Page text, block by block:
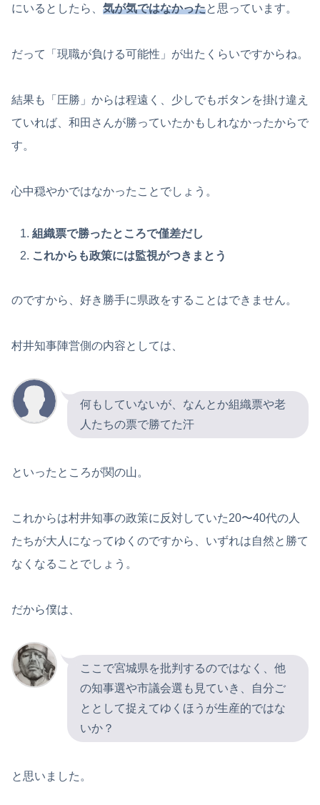
にいるとしたら、 気が気ではなかったと思っています。
だって「現職が負ける可能性」が出たくらいですからね。
結果も「圧勝」からは程遠く、少しでもボタンを掛け違え
ていれば、和田さんが勝っていたかもしれなかったからで
す。
心中穏やかではなかったことでしょう。
組織票で勝ったところで僅差だし
これからも政策には監視がつきまとう
のですから、好き勝手に県政をすることはできません。
村井知事陣営側の内容としては、
何もしていないが、なんとか組織票や老
人たちの票で勝てた汗
といったところが関の山。
これからは村井知事の政策に反対していた20〜40代の人
たちが大人になってゆくのですから、いずれは自然と勝て
なくなることでしょう。
だから僕は、
ここで宮城県を批判するのではなく、他
の知事選や市議会選も見ていき、自分ご
ととして捉えてゆくほうが生産的ではな
いか？
と思いました。